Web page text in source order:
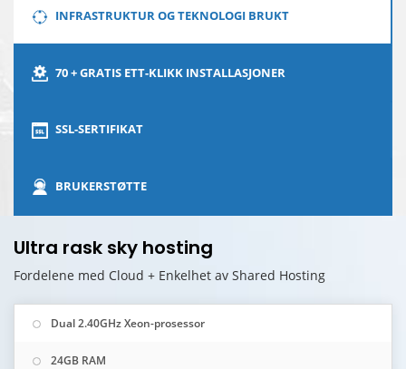
INFRASTRUKTUR OG TEKNOLOGI BRUKT
70 + GRATIS ETT-KLIKK INSTALLASJONER
SSL-SERTIFIKAT
BRUKERSTØTTE
Ultra rask sky hosting
Fordelene med Cloud + Enkelhet av Shared Hosting
Dual 2.40GHz Xeon-prosessor
24GB RAM